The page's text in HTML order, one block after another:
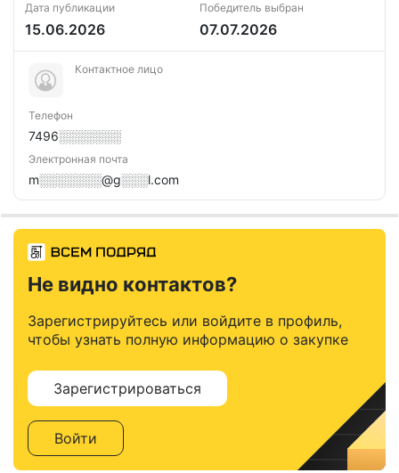
Дата публикации
15.06.2026
Победитель выбран
07.07.2026
Контактное лицо
Телефон
7496░░░░░░░
Электронная почта
m░░░░░░░@g░░░l.com
Не видно контактов?
Зарегистрируйтесь или войдите в профиль,
чтобы узнать полную информацию о закупке
Зарегистрироваться
Войти